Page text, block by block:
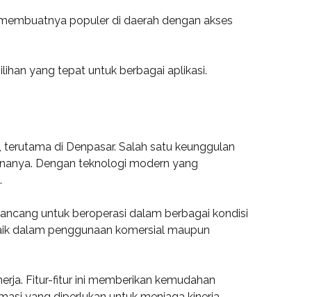
populer di daerah dengan akses
yang tepat untuk berbagai aplikasi.
di Denpasar. Salah satu keunggulan
Dengan teknologi modern yang
untuk beroperasi dalam berbagai kondisi
dalam penggunaan komersial maupun
Fitur-fitur ini memberikan kemudahan